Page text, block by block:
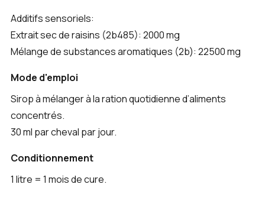
Additifs sensoriels:
Extrait sec de raisins (2b485): 2000 mg
Mélange de substances aromatiques (2b): 22500 mg
Mode d'emploi
Sirop à mélanger à la ration quotidienne d’aliments
concentrés.
30 ml par cheval par jour.
Conditionnement
1 litre = 1 mois de cure.